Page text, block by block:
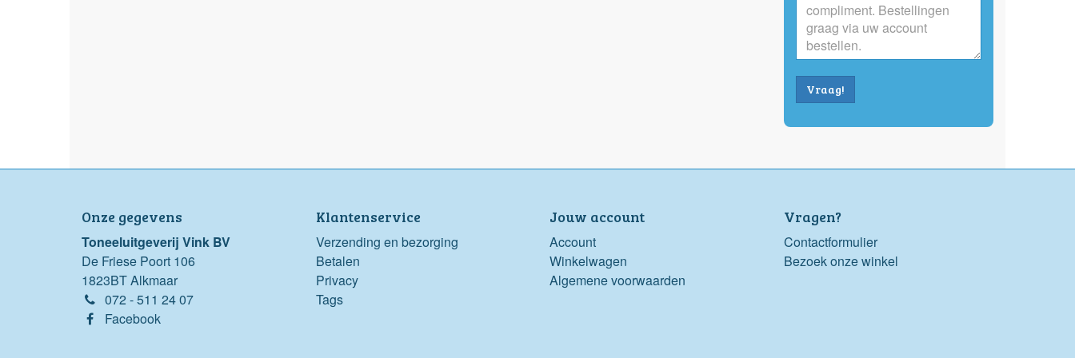
Vraag!
Onze gegevens
Toneeluitgeverij Vink BV
De Friese Poort 106
1823BT Alkmaar
072 - 511 24 07
Facebook
Klantenservice
Verzending en bezorging
Betalen
Privacy
Tags
Jouw account
Account
Winkelwagen
Algemene voorwaarden
Vragen?
Contactformulier
Bezoek onze winkel